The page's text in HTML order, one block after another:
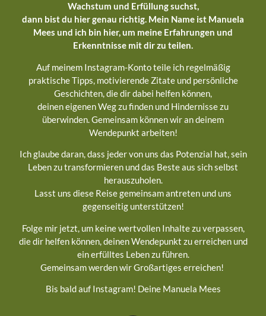
Wachstum und Erfüllung suchst,
dann bist du hier genau richtig. Mein Name ist Manuela
Mees und ich bin hier, um meine Erfahrungen und
Erkenntnisse mit dir zu teilen.
Auf meinem Instagram-Konto teile ich regelmäßig
praktische Tipps, motivierende Zitate und persönliche
Geschichten, die dir dabei helfen können,
deinen eigenen Weg zu finden und Hindernisse zu
überwinden. Gemeinsam können wir an deinem
Wendepunkt arbeiten!
Ich glaube daran, dass jeder von uns das Potenzial hat, sein
Leben zu transformieren und das Beste aus sich selbst
herauszuholen.
Lasst uns diese Reise gemeinsam antreten und uns
gegenseitig unterstützen!
Folge mir jetzt, um keine wertvollen Inhalte zu verpassen,
die dir helfen können, deinen Wendepunkt zu erreichen und
ein erfülltes Leben zu führen.
Gemeinsam werden wir Großartiges erreichen!
Bis bald auf Instagram! Deine Manuela Mees